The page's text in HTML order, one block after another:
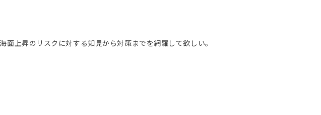
上昇のリスクに対する知見から対策までを網羅して欲しい。